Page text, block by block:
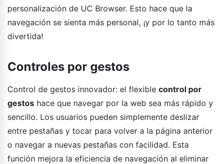
personalización de UC Browser. Esto hace que la
navegación se sienta más personal, ¡y por lo tanto más
divertida!
Controles por gestos
Control de gestos innovador: el flexible control por
gestos hace que navegar por la web sea más rápido y
sencillo. Los usuarios pueden simplemente deslizar
entre pestañas y tocar para volver a la página anterior
o navegar a nuevas pestañas con facilidad. Esta
función mejora la eficiencia de navegación al eliminar